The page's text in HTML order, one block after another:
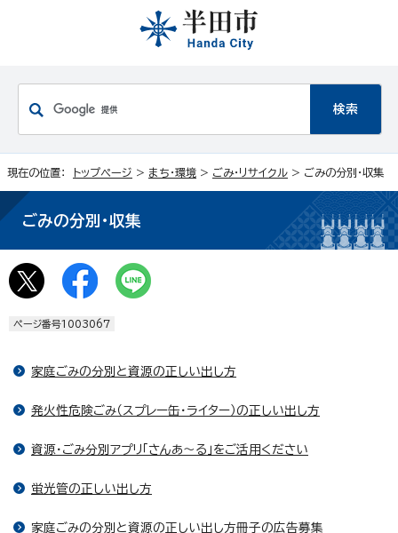
現在の位置： トップページ > まち・環境 > ごみ・リサイクル > ごみの分別・収集
ごみの分別・収集
ページ番号1003067
家庭ごみの分別と資源の正しい出し方
発火性危険ごみ（スプレー缶・ライター）の正しい出し方
資源・ごみ分別アプリ「さんあ～る」をご活用ください
蛍光管の正しい出し方
家庭ごみの分別と資源の正しい出し方冊子の広告募集